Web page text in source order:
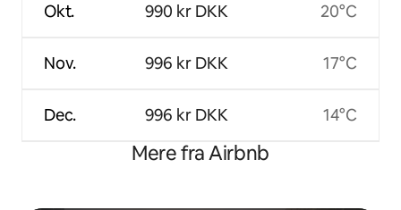
Okt.
Nov.
Dec.
990 kr DKK
996 kr DKK
996 kr DKK
20°C
17°C
14°C
Mere fra Airbnb